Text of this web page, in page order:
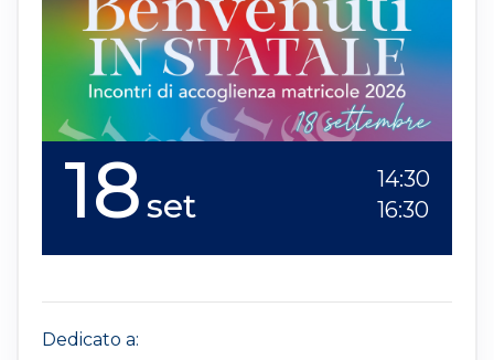
18set
14:30
16:30
Dedicato a: